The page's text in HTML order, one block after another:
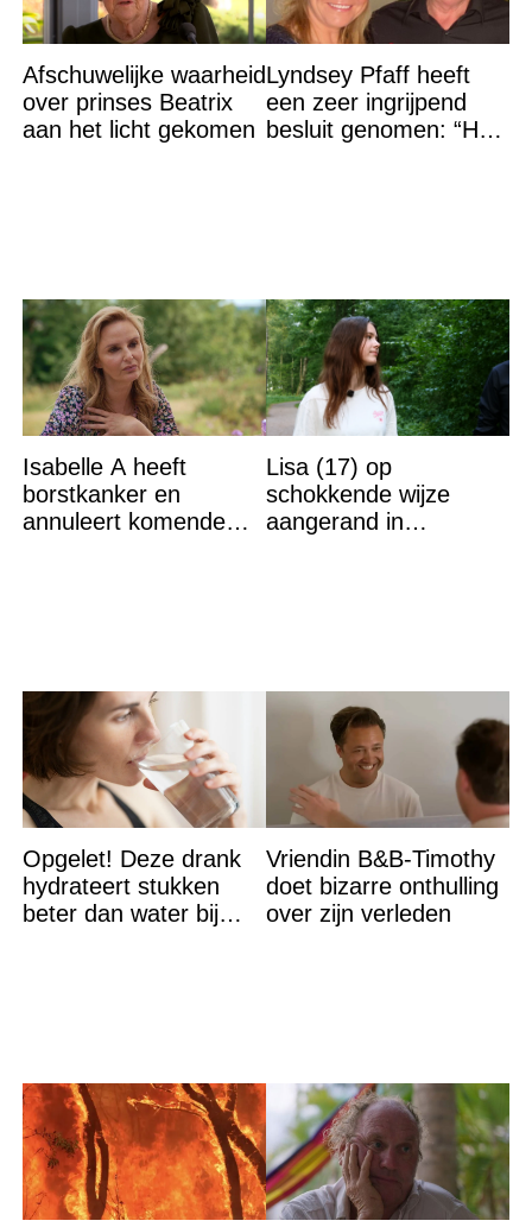
Afschuwelijke waarheid
over prinses Beatrix
aan het licht gekomen
Lyndsey Pfaff heeft
een zeer ingrijpend
besluit genomen: “Het
Isabelle A heeft
borstkanker en
annuleert komende
Lisa (17) op
schokkende wijze
aangerand in
Opgelet! Deze drank
hydrateert stukken
beter dan water bij
Vriendin B&B-Timothy
doet bizarre onthulling
over zijn verleden